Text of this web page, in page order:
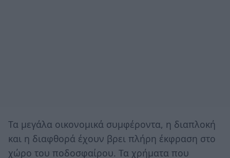
Τα μεγάλα οικονομικά συμφέροντα, η διαπλοκή
και η διαφθορά έχουν βρει πλήρη έκφραση στο
χώρο του ποδοσφαίρου. Τα χρήματα που